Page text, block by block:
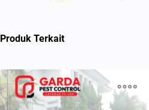
Produk Terkait